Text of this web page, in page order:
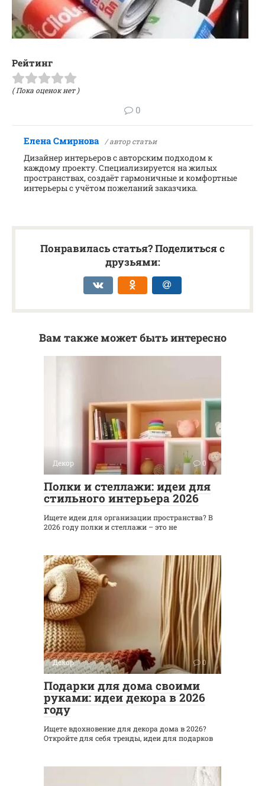
Рейтинг
( Пока оценок нет )
0
Елена Смирнова / автор статьи
Дизайнер интерьеров с авторским подходом к
каждому проекту. Специализируется на жилых
пространствах, создаёт гармоничные и комфортные
интерьеры с учётом пожеланий заказчика.
Понравилась статья? Поделиться с
друзьями:
Вам также может быть интересно
Декор 0
Полки и стеллажи: идеи для
стильного интерьера 2026
Ищете идеи для организации пространства? В
2026 году полки и стеллажи – это не
Декор 0
Подарки для дома своими
руками: идеи декора в 2026
году
Ищете вдохновение для декора дома в 2026?
Откройте для себя тренды, идеи для подарков